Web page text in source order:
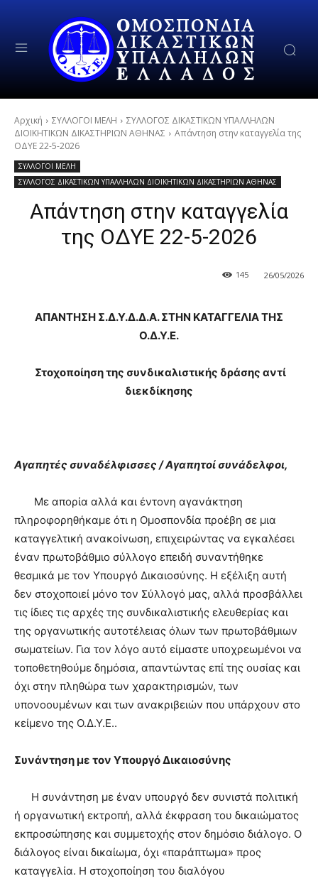
Αρχική ΣΥΛΛΟΓΟΙ ΜΕΛΗ
ΣΥΛΛΟΓΟΣ ΔΙΚΑΣΤΙΚΩΝ ΥΠΑΛΛΗΛΩΝ
ΔΙΟΙΚΗΤΙΚΩΝ ΔΙΚΑΣΤΗΡΙΩΝ ΑΘΗΝΑΣ
Απάντηση στην καταγγελία της
ΟΔΥΕ 22-5-2026
ΣΥΛΛΟΓΟΙ ΜΕΛΗ
ΣΥΛΛΟΓΟΣ ΔΙΚΑΣΤΙΚΩΝ ΥΠΑΛΛΗΛΩΝ ΔΙΟΙΚΗΤΙΚΩΝ ΔΙΚΑΣΤΗΡΙΩΝ ΑΘΗΝΑΣ
Απάντηση στην καταγγελία
της ΟΔΥΕ 22-5-2026
145 26/05/2026
ΑΠΑΝΤΗΣΗ Σ.Δ.Υ.Δ.Δ.Α. ΣΤΗΝ ΚΑΤΑΓΓΕΛΙΑ ΤΗΣ
Ο.Δ.Υ.Ε.
Στοχοποίηση της συνδικαλιστικής δράσης αντί
διεκδίκησης
Αγαπητές συναδέλφισσες / Αγαπητοί συνάδελφοι,
Με απορία αλλά και έντονη αγανάκτηση
πληροφορηθήκαμε ότι η Ομοσπονδία προέβη σε μια
καταγγελτική ανακοίνωση, επιχειρώντας να εγκαλέσει
έναν πρωτοβάθμιο σύλλογο επειδή συναντήθηκε
θεσμικά με τον Υπουργό Δικαιοσύνης. Η εξέλιξη αυτή
δεν στοχοποιεί μόνο τον Σύλλογό μας, αλλά προσβάλλει
τις ίδιες τις αρχές της συνδικαλιστικής ελευθερίας και
της οργανωτικής αυτοτέλειας όλων των πρωτοβάθμιων
σωματείων. Για τον λόγο αυτό είμαστε υποχρεωμένοι να
τοποθετηθούμε δημόσια, απαντώντας επί της ουσίας και
όχι στην πληθώρα των χαρακτηρισμών, των
υπονοουμένων και των ανακριβειών που υπάρχουν στο
κείμενο της Ο.Δ.Υ.Ε..
Συνάντηση με τον Υπουργό Δικαιοσύνης
Η συνάντηση με έναν υπουργό δεν συνιστά πολιτική
ή οργανωτική εκτροπή, αλλά έκφραση του δικαιώματος
εκπροσώπησης και συμμετοχής στον δημόσιο διάλογο. Ο
διάλογος είναι δικαίωμα, όχι «παράπτωμα» προς
καταγγελία. Η στοχοποίηση του διαλόγου